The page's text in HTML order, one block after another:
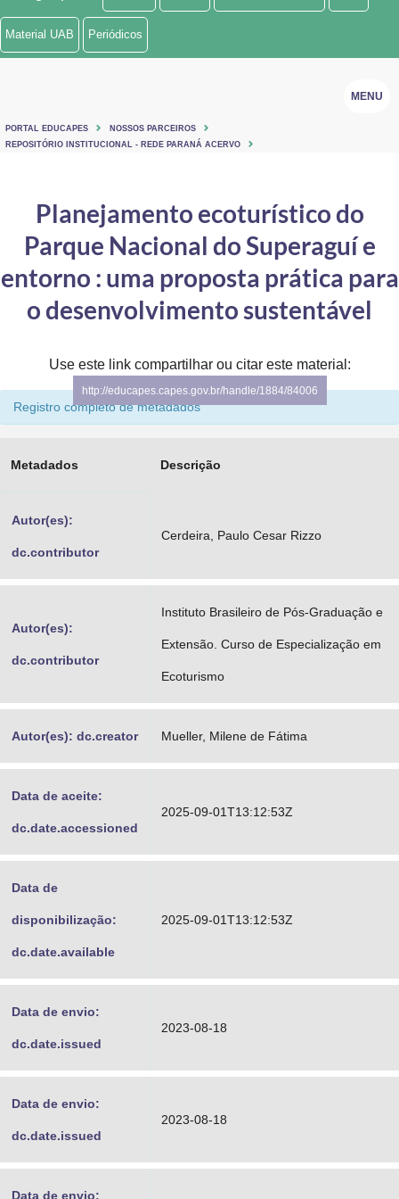
Ministério de Minas e Energia
Ministério do Turismo
Controladoria-Geral da União
Ministério da Mulher, da Família e dos Direitos Humanos
Secretaria-Geral
Gabinete de Segurança Institucional
Advocacia-Geral da União
MENU
Material UAB Periódicos
PORTAL EDUCAPES
NOSSOS PARCEIROS
REPOSITÓRIO INSTITUCIONAL - REDE PARANÁ ACERVO
Planejamento ecoturístico do
Parque Nacional do Superaguí e
entorno : uma proposta prática para
o desenvolvimento sustentável
Use este link compartilhar ou citar este material:
http://educapes.capes.gov.br/handle/1884/84006
Registro completo de metadados
Metadados Descrição
Autor(es):
dc.contributor
Cerdeira, Paulo Cesar Rizzo
Autor(es):
dc.contributor
Instituto Brasileiro de Pós-Graduação e
Extensão. Curso de Especialização em
Ecoturismo
Autor(es): dc.creator Mueller, Milene de Fátima
Data de aceite:
dc.date.accessioned
2025-09-01T13:12:53Z
Data de
disponibilização:
dc.date.available
2025-09-01T13:12:53Z
Data de envio:
dc.date.issued
2023-08-18
Data de envio:
dc.date.issued
2023-08-18
Data de envio: